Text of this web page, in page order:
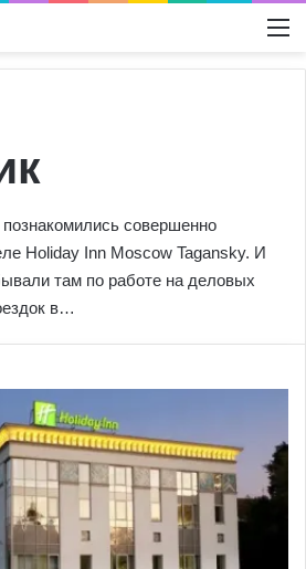
совершенно
Holiday Inn Moscow Tagansky. И
там по работе на деловых
в…